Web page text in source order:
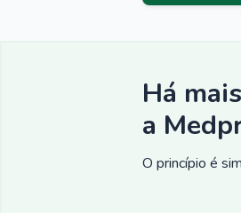
Há
a
O princípio é